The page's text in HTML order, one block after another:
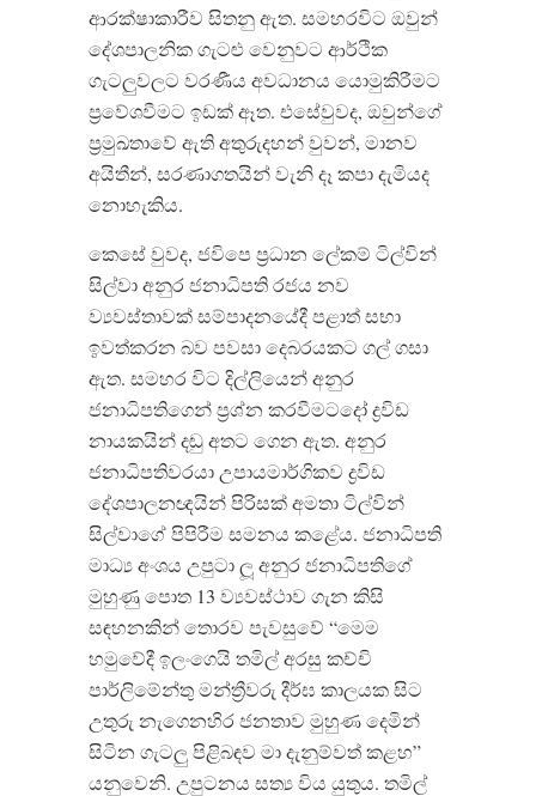
ආරක්ෂාකාරීව සිතනු ඇත. සමහරවිට ඔවුන්
දේශපාලනික ගැටළු වෙනුවට ආර්ථික
ගැටලුවලට වරණීය අවධානය යොමුකිරීමට
ප්‍රවේශවීමට ඉඩක් ඈත. එසේවුවද, ඔවුන්ගේ
ප්‍රමුඛතාවේ ඇති අතුරුදහන් වුවන්, මානව
අයිතීන්, සරණාගතයින් වැනි දෑ කපා දැමියද
නොහැකිය.
කෙසේ වුවද, ජවිපෙ ප්‍රධාන ලේකම් ටිල්වින්
සිල්වා අනුර ජනාධිපති රජය නව
ව්‍යවස්තාවක් සම්පාදනයේදී පළාත් සභා
ඉවත්කරන බව පවසා දෙබරයකට ගල් ගසා
ඇත. සමහර විට දිල්ලියෙන් අනුර
ජනාධිපතිගෙන් ප්‍රශ්න කරවීමටදෝ ද්‍රවිඩ
නායකයින් දඬු අතට ගෙන ඇත. අනුර
ජනාධිපතිවරයා උපායමාර්ගිකව ද්‍රවිඩ
දේශපාලනඥයින් පිරිසක් අමතා ටිල්වින්
සිල්වාගේ පිපිරීම සමනය කළේය. ජනාධිපති
මාධ්‍ය අංශය උපුටා ලූ අනුර ජනාධිපතිගේ
මුහුණු පොත 13 ව්‍යවස්ථාව ගැන කිසි
සඳහනකින් තොරව පැවසුවේ “මෙම
හමුවේදීඉලංගෙයි තමිල්අරසු කච්චි
පාර්ලිමේන්තුමන්ත්‍රීවරු දීර්ඝ කාලයකසිට
උතුරු නැගෙනහිරජනතාව මුහුණදෙමින්
සිටින ගැටලු පිළිබඳව මාදැනුම්වත්කළහ”
යනුවෙනි. උපුටනය සත්‍යවිය යුතුය. තමිල්